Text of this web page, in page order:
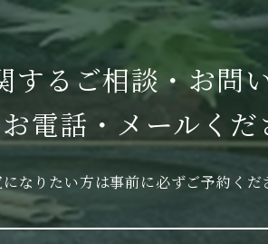
する ご相談・お問
お電話・メールくだ
なりたい方は事前に必ずご予約くだ